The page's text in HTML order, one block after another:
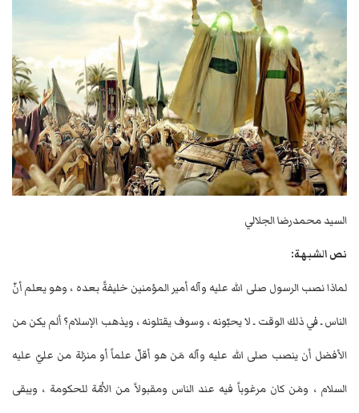
السيد محمدرضا الجلالي
نص الشبهة:
لماذا نصب الرسول صلى الله عليه وآله أمير المؤمنين خليفةً بعده ، وهو يعلم أنّ
الناس ـ في ذلك الوقت ـ لا يحبّونه ، وسوف يقتلونه ، ويذهب الإسلام؟ ألم يكن من
الأفضل أن ينصب صلى الله عليه وآله مَن هو أقلّ علماً أو منزلة من عليّ عليه
السلام ، ومَن كان مرغوباً فيه عند الناس ومقبولاً من الاُمّة للحكومة ، ويبقى